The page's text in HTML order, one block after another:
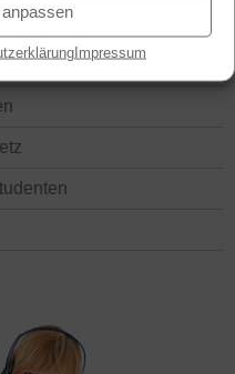
Impressum